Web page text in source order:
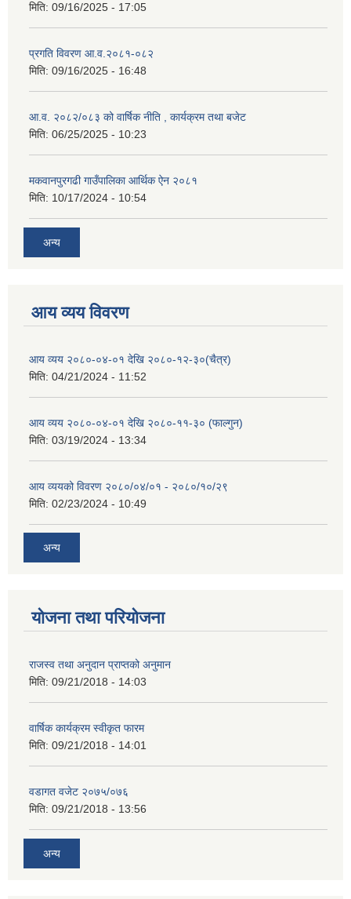
मिति: 09/16/2025 - 17:05
प्रगति विवरण आ.व.२०८१-०८२
मिति: 09/16/2025 - 16:48
आ.व. २०८२/०८३ को वार्षिक नीति , कार्यक्रम तथा बजेट
मिति: 06/25/2025 - 10:23
मकवानपुरगढी गाउँपालिका आर्थिक ‌‌‌ऐन २०८१
मिति: 10/17/2024 - 10:54
अन्य
आय व्यय विवरण
आय व्यय २०८०-०४-०१ देखि २०८०-१२-३०(चैत्र)
मिति: 04/21/2024 - 11:52
आय व्यय २०८०-०४-०१ देखि २०८०-११-३० (फाल्गुन)
मिति: 03/19/2024 - 13:34
आय व्ययको विवरण २०८०/०४/०१ - २०८०/१०/२९
मिति: 02/23/2024 - 10:49
अन्य
योजना तथा परियोजना
राजस्व तथा अनुदान प्राप्तको अनुमान
मिति: 09/21/2018 - 14:03
वार्षिक कार्यक्रम स्वीकृत फारम
मिति: 09/21/2018 - 14:01
वडागत वजेट २०७५/०७६
मिति: 09/21/2018 - 13:56
अन्य